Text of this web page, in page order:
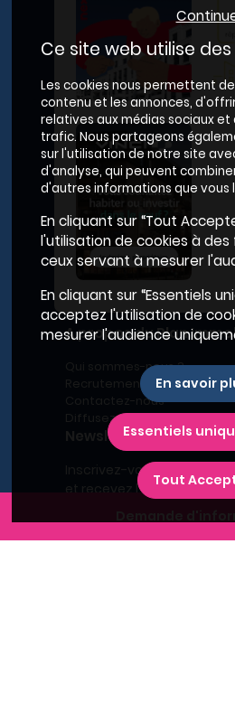
A propos du Plan
Qui sommes-nous ?
Recrutement
Contactez-nous
Diffusez votre programme
Newsletter
Inscrivez-vous à la
et recevez l'actualité
Ce site web utilise
Les cookies nous permettent
contenu et les annonces,
relatives aux médias sociaux
trafic. Nous partageons
sur l'utilisation de notre site
d'analyse, qui peuvent
d'autres informations que vous
En cliquant sur “Tout
l'utilisation de cookies à
ceux servant à mesurer
En cliquant sur “Essentiels
acceptez l'utilisation de
mesurer l'audience
En savoir
Essentiels
Tout